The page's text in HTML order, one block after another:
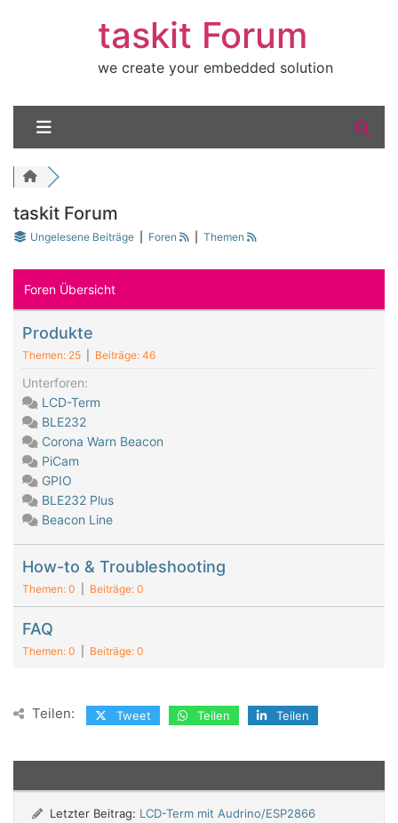
taskit Forum
we create your embedded solution
taskit Forum
Ungelesene Beiträge Foren Themen
Foren Übersicht
Produkte
Themen: 25 Beiträge: 46
Unterforen:
LCD-Term
BLE232
Corona Warn Beacon
PiCam
GPIO
BLE232 Plus
Beacon Line
How-to & Troubleshooting
Themen: 0 Beiträge: 0
FAQ
Themen: 0 Beiträge: 0
Teilen: Tweet Teilen Teilen
Letzter Beitrag: LCD-Term mit Audrino/ESP2866